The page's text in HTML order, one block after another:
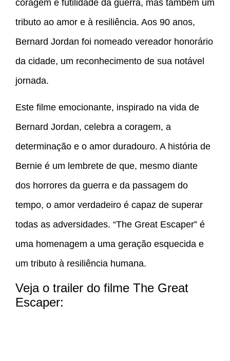
coragem e futilidade da guerra, mas também um
tributo ao amor e à resiliência. Aos 90 anos,
Bernard Jordan foi nomeado vereador honorário
da cidade, um reconhecimento de sua notável
jornada.
Este filme emocionante, inspirado na vida de
Bernard Jordan, celebra a coragem, a
determinação e o amor duradouro. A história de
Bernie é um lembrete de que, mesmo diante
dos horrores da guerra e da passagem do
tempo, o amor verdadeiro é capaz de superar
todas as adversidades. “The Great Escaper” é
uma homenagem a uma geração esquecida e
um tributo à resiliência humana.
Veja o trailer do filme The Great
Escaper: